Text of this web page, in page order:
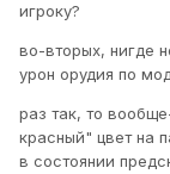
игроку?
во-вторых, нигде
урон орудия по
раз так, то
красный" цвет на
в состоянии